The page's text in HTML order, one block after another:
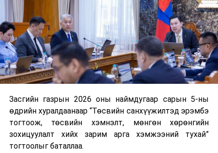
нэгжийг 375 мянга хүртэлх еврогоор торгох
боломжтой. Харин хэрэглэгч өөрөө зөвшөөрсөн,
эсвэл тухайн компанитай өмнө нь гэрээний
харилцаатай бөгөөд шинэ үйлчилгээ санал болгож
буй тохиолдолд хориг үйлчлэхгүй. Иргэд
зөвшөөрөлгүй дуудлагын талаар төрийн цахим
хуудсаар мэдээлэх боломжтой.
Шинэ хууль Францын зах зээлд үйлчилдэг гадаадын
дуудлагын төвүүдэд нөлөөлөхөөр байна. Тухайлбал,
Мароккогийн дуудлагын төвүүдийн орлогын 80 гаруй
хувь Францын зах зээлээс бүрддэг бөгөөд тус улсын
40–50 мянган ажлын байр эрсдэлд орж болзошгүйг
Засгийн газрын 2026 оны наймдугаар сарын 5-ны
өдрийн хуралдаанаар “Төсвийн санхүүжилтэд эрэмбэ
тогтоож, төсвийн хэмнэлт, мөнгөн хөрөнгийн
зохицуулалт хийх зарим арга хэмжээний тухай”
тогтоолыг баталлаа.